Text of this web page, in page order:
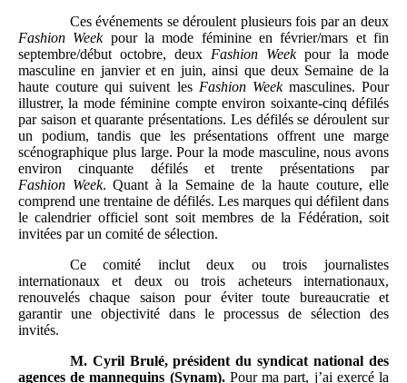
Ces événements se déroulent plusieurs fois par an deux
Fashion Weekpour la mode féminine en février/mars et fin
septembre/début octobre, deux Fashion Weekpour la mode
masculine en janvier et en juin, ainsi que deux Semaine de la
haute couture qui suivent les Fashion Week masculines. Pour
illustrer, la mode féminine compte environ soixante-cinq défilés
par saison et quarante présentations. Les défilés se déroulent sur
un podium, tandis que les présentations offrent une marge
scénographique plus large. Pour la mode masculine, nous avons
environ cinquante défilés et trente présentations par
Fashion Week. Quant à la Semaine de la haute couture, elle
comprend une trentaine de défilés. Les marques qui défilent dans
le calendrier officiel sont soit membres de la Fédération, soit
invitées par un comité de sélection.
Ce comité inclut deux ou trois journalistes
internationaux et deux ou trois acheteurs internationaux,
renouvelés chaque saison pour éviter toute bureaucratie et
garantir une objectivité dans le processus de sélection des
invités.
M. Cyril Brulé, président du syndicat national des
agences de mannequins (Synam).Pour ma part, j’ai exercé la